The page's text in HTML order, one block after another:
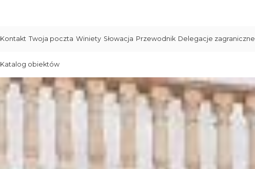
Kontakt Twoja poczta Winiety Słowacja Przewodnik Delegacje zagraniczne
Katalog obiektów